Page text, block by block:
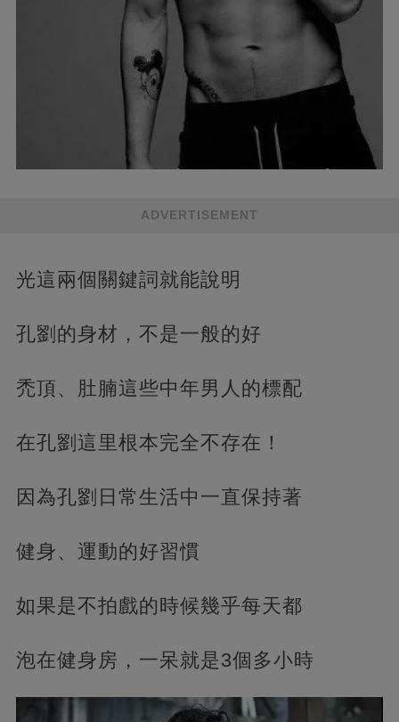
ADVERTISEMENT
光這兩個關鍵詞就能說明
孔劉的身材，不是一般的好
禿頂、肚腩這些中年男人的標配
在孔劉這里根本完全不存在！
因為孔劉日常生活中一直保持著
健身、運動的好習慣
如果是不拍戲的時候幾乎每天都
泡在健身房，一呆就是3個多小時